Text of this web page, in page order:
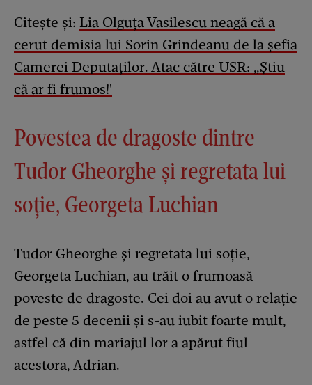
Citește și: Lia Olguța Vasilescu neagă că a
cerut demisia lui Sorin Grindeanu de la șefia
Camerei Deputaților. Atac către USR: „Știu
că ar fi frumos!'
Povestea de dragoste dintre
Tudor Gheorghe și regretata lui
soție, Georgeta Luchian
Tudor Gheorghe și regretata lui soție,
Georgeta Luchian, au trăit o frumoasă
poveste de dragoste. Cei doi au avut o relație
de peste 5 decenii și s-au iubit foarte mult,
astfel că din mariajul lor a apărut fiul
acestora, Adrian.